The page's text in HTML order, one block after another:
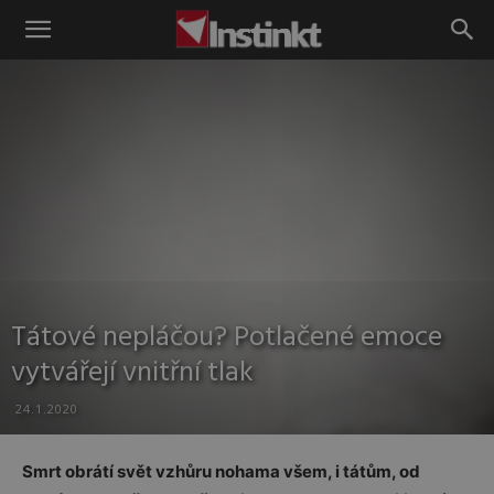
Instinkt
Tátové nepláčou? Potlačené emoce
vytvářejí vnitřní tlak
24.1.2020
Smrt obrátí svět vzhůru nohama všem, i tátům, od